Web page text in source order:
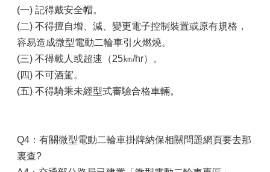
(一) 記得戴安全帽。
(二) 不得擅自增、減、變更電子控制裝置或原有規格，
容易造成微型電動二輪車引火燃燒。
(三) 不得載人或超速（25㎞/hr）。
(四) 不可酒駕。
(五) 不得騎乘未經型式審驗合格車輛。
Q4：有關微型電動二輪車掛牌納保相關問題網頁要去那
裏查?